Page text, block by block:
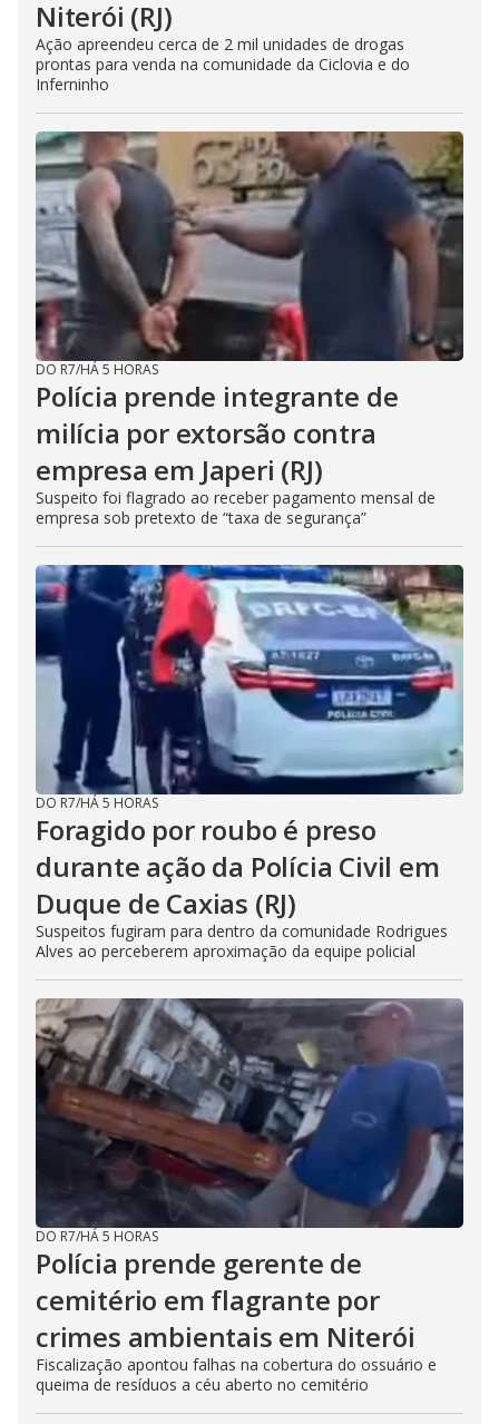
Niterói (RJ)
Ação apreendeu cerca de 2 mil unidades de drogas
prontas para venda na comunidade da Ciclovia e do
Inferninho
DO R7/HÁ 5 HORAS
Polícia prende integrante de
milícia por extorsão contra
empresa em Japeri (RJ)
Suspeito foi flagrado ao receber pagamento mensal de
empresa sob pretexto de “taxa de segurança”
DO R7/HÁ 5 HORAS
Foragido por roubo é preso
durante ação da Polícia Civil em
Duque de Caxias (RJ)
Suspeitos fugiram para dentro da comunidade Rodrigues
Alves ao perceberem aproximação da equipe policial
DO R7/HÁ 5 HORAS
Polícia prende gerente de
cemitério em flagrante por
crimes ambientais em Niterói
Fiscalização apontou falhas na cobertura do ossuário e
queima de resíduos a céu aberto no cemitério